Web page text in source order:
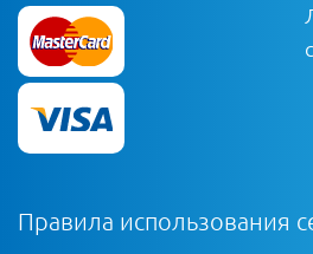
Правила использования